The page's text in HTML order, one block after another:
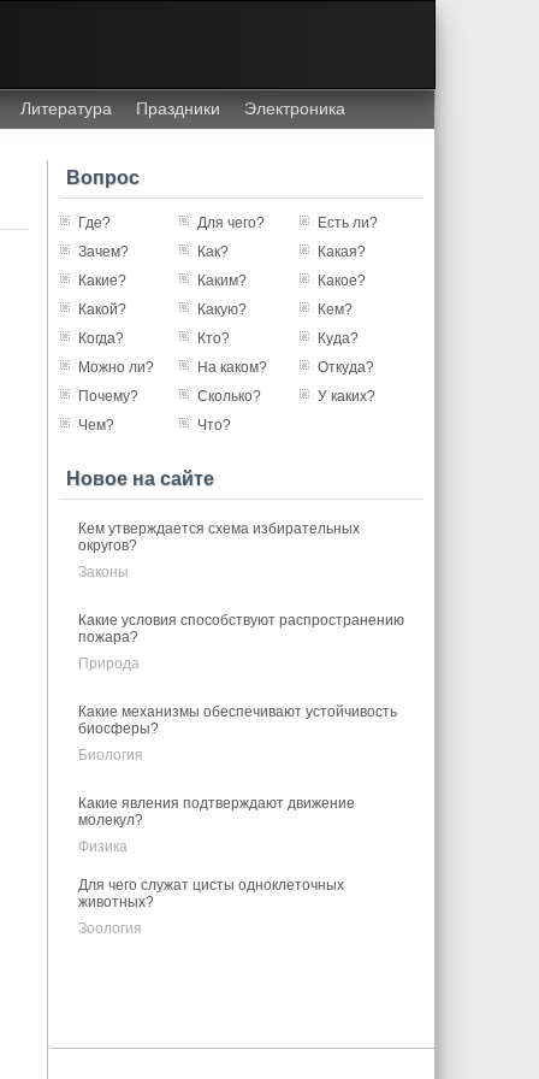
Литература Праздники Электроника
Вопрос
Где? Для чего?
Есть ли?
Зачем?
Как?
Какая?
Какие?
Каким?
Какое?
Какой?
Какую?
Кем?
Когда?
Кто?
Куда?
Можно ли?
На каком?
Откуда?
Почему?
Сколько?
У каких?
Чем?
Что?
Новое на сайте
Кем утверждается схема избирательных
округов?
Законы
Какие условия способствуют распространению
пожара?
Природа
Какие механизмы обеспечивают устойчивость
биосферы?
Биология
Какие явления подтверждают движение
молекул?
Физика
Для чего служат цисты одноклеточных
животных?
Зоология